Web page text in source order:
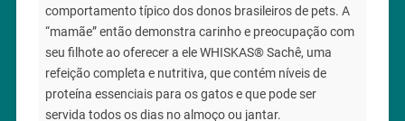
comportamento típico dos donos brasileiros de pets. A
“mamãe” então demonstra carinho e preocupação com
seu filhote ao oferecer a ele WHISKAS® Sachê, uma
refeição completa e nutritiva, que contém níveis de
proteína essenciais para os gatos e que pode ser
servida todos os dias no almoço ou jantar.